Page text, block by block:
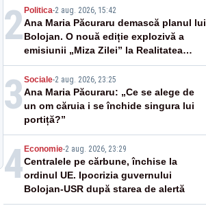
2 Politica-2 aug. 2026, 15:42
Ana Maria Păcuraru demască planul lui
Bolojan. O nouă ediție explozivă a
emisiunii „Miza Zilei” la Realitatea
PLUS
3 Sociale-2 aug. 2026, 23:25
Ana Maria Păcuraru: „Ce se alege de
un om căruia i se închide singura lui
portiță?”
4 Economie-2 aug. 2026, 23:29
Centralele pe cărbune, închise la
ordinul UE. Ipocrizia guvernului
Bolojan-USR după starea de alertă